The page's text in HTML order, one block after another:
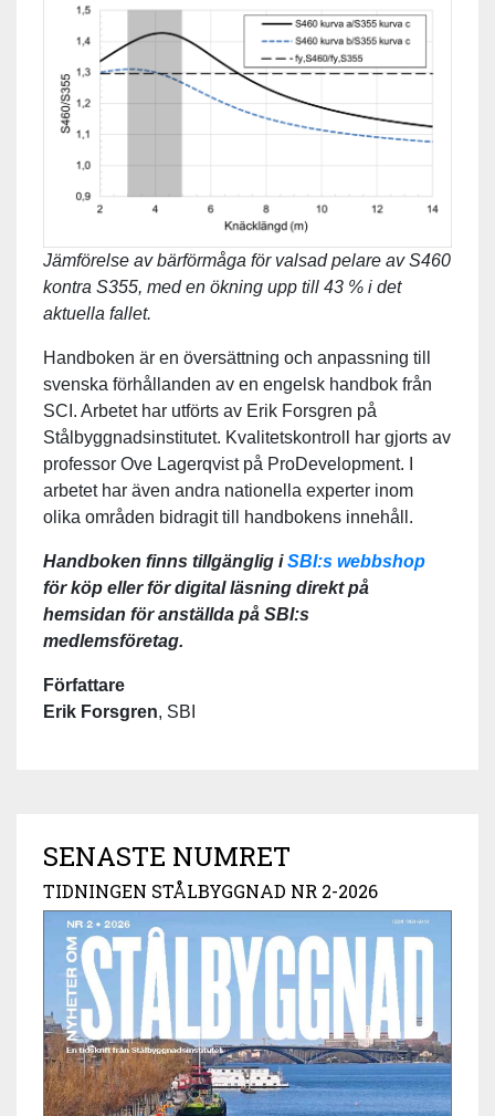
Jämförelse av bärförmåga för valsad pelare av S460
kontra S355, med en ökning upp till 43 % i det
aktuella fallet.
Handboken är en översättning och anpassning till
svenska förhållanden av en engelsk handbok från
SCI. Arbetet har utförts av Erik Forsgren på
Stålbyggnadsinstitutet. Kvalitetskontroll har gjorts av
professor Ove Lagerqvist på ProDevelopment. I
arbetet har även andra nationella experter inom
olika områden bidragit till handbokens innehåll.
Handboken finns tillgänglig iSBI:s webbshop
för köp eller för digital läsning direkt på
hemsidan för anställda på SBI:s
medlemsföretag.
Författare
Erik Forsgren, SBI
SENASTE NUMRET
TIDNINGEN STÅLBYGGNAD NR 2-2026